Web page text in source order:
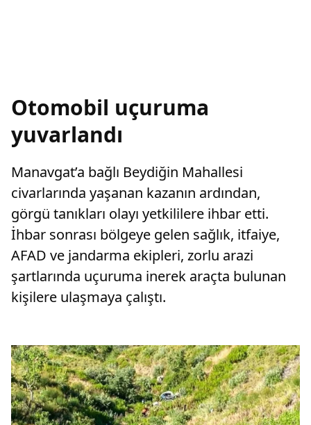
Otomobil uçuruma
yuvarlandı
Manavgat’a bağlı Beydiğin Mahallesi
civarlarında yaşanan kazanın ardından,
görgü tanıkları olayı yetkililere ihbar etti.
İhbar sonrası bölgeye gelen sağlık, itfaiye,
AFAD ve jandarma ekipleri, zorlu arazi
şartlarında uçuruma inerek araçta bulunan
kişilere ulaşmaya çalıştı.